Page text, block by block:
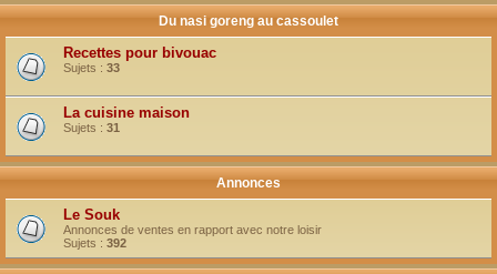
Du nasi goreng au cassoulet
Recettes pour bivouac
Sujets : 33
La cuisine maison
Sujets : 31
Annonces
Le Souk
Annonces de ventes en rapport avec notre loisir
Sujets : 392